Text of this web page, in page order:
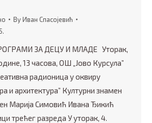
ByИван Спасојевић
ЗА ДЕЦУ И МЛАДЕ Уторак,
13 часова, ОШ „Јово Курсула”
радионица у оквиру
и архитектура” Културни знамен
Марија Симовић Ивана Ђикић
трећег разреда У уторак, 4.